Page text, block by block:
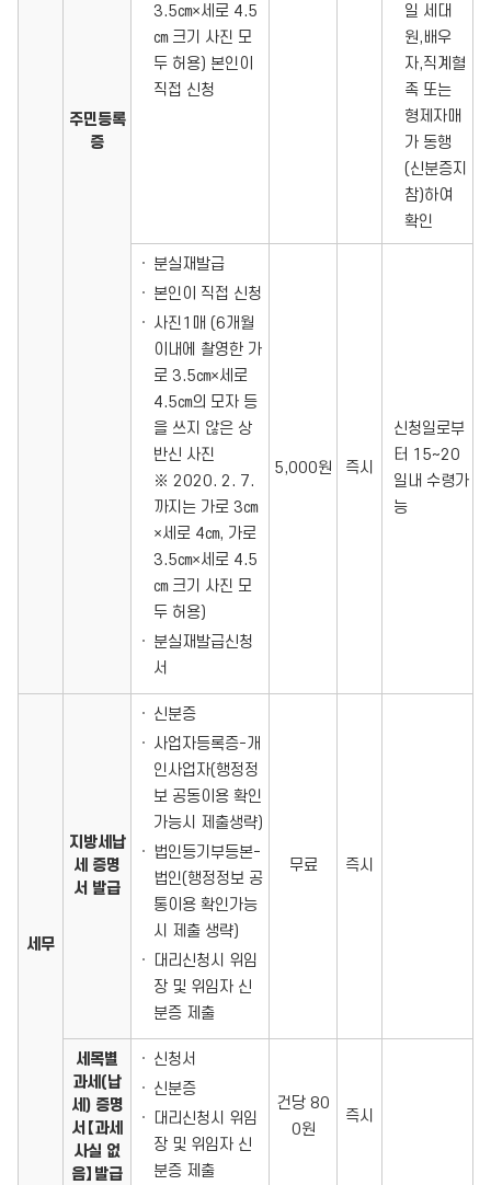
주민등록
증
3.5㎝×세로 4.5
㎝ 크기 사진 모
두 허용) 본인이
직접 신청
일 세대
원,배우
자,직계혈
족 또는
형제자매
가 동행
(신분증지
참)하여
확인
분실재발급
본인이 직접 신청
사진1매 (6개월
이내에 촬영한 가
로 3.5㎝×세로
4.5㎝의 모자 등
을 쓰지 않은 상
반신 사진
※ 2020. 2. 7.
까지는 가로 3㎝
×세로 4㎝, 가로
3.5㎝×세로 4.5
㎝ 크기 사진 모
두 허용)
분실재발급신청
서
5,000원 즉시
신청일로부
터 15~20
일내 수령가
능
세무
지방세납
세 증명
서 발급
신분증
사업자등록증-개
인사업자(행정정
보 공동이용 확인
가능시 제출생략)
법인등기부등본-
법인(행정정보 공
통이용 확인가능
시 제출 생략)
대리신청시 위임
장 및 위임자 신
분증 제출
무료 즉시
세목별
과세(납
세) 증명
서【과세
사실 없
음】발급
신청서
신분증
대리신청시 위임
장 및 위임자 신
분증 제출
건당 80
0원
즉시